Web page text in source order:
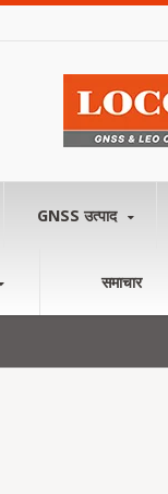
GNSS उत्पाद
समाचार